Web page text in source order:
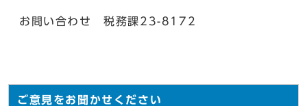
お問い合わせ 税務課23-8172
ご意見をお聞かせください